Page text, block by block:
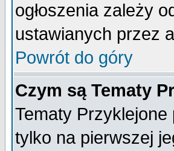
ogłoszenia zależy
ustawianych przez
Powrót do góry
Czym są Tematy
Tematy Przyklejone
tylko na pierwszej